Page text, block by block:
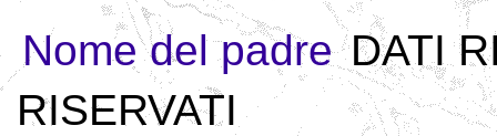
Nome del padre DATI
RISERVATI